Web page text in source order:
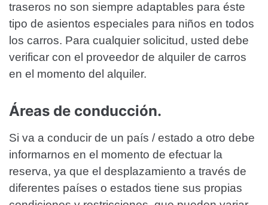
traseros no son siempre adaptables para éste
tipo de asientos especiales para niños en todos
los carros. Para cualquier solicitud, usted debe
verificar con el proveedor de alquiler de carros
en el momento del alquiler.
Áreas de conducción.
Si va a conducir de un país / estado a otro debe
informarnos en el momento de efectuar la
reserva, ya que el desplazamiento a través de
diferentes países o estados tiene sus propias